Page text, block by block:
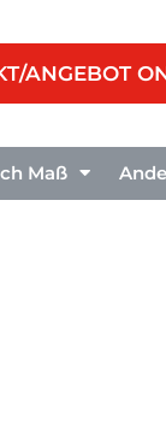
ANGEBOT
Maß